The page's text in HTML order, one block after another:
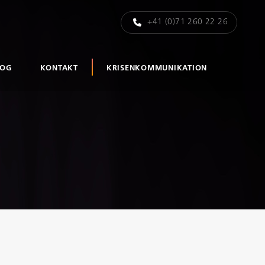
+41 (0)71 260 22 26
KONTAKT KRISENKOMMUNIKATION